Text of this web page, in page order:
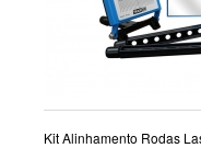
Kit Alinhamento Rodas